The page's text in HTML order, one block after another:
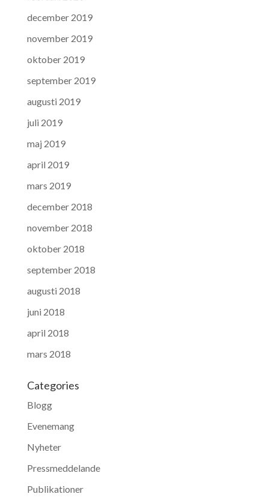
december 2019
november 2019
oktober 2019
september 2019
augusti 2019
juli 2019
maj 2019
april 2019
mars 2019
december 2018
november 2018
oktober 2018
september 2018
augusti 2018
juni 2018
april 2018
mars 2018
Categories
Blogg
Evenemang
Nyheter
Pressmeddelande
Publikationer